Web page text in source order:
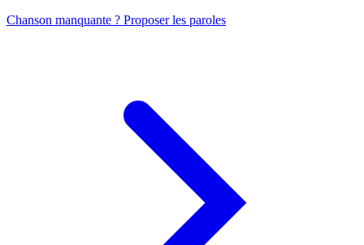
Chanson manquante ? Proposer les paroles